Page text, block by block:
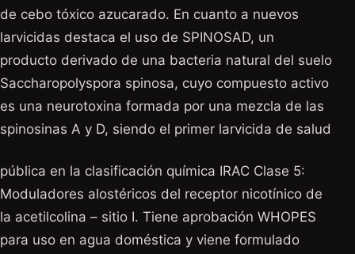
de cebo tóxico azucarado. En cuanto a nuevos
larvicidas destaca el uso de SPINOSAD, un
producto derivado de una bacteria natural del suelo
Saccharopolyspora spinosa, cuyo compuesto activo
es una neurotoxina formada por una mezcla de las
spinosinas A y D, siendo el primer larvicida de salud
pública en la clasificación química IRAC Clase 5:
Moduladores alostéricos del receptor nicotínico de
la acetilcolina – sitio I. Tiene aprobación WHOPES
para uso en agua doméstica y viene formulado